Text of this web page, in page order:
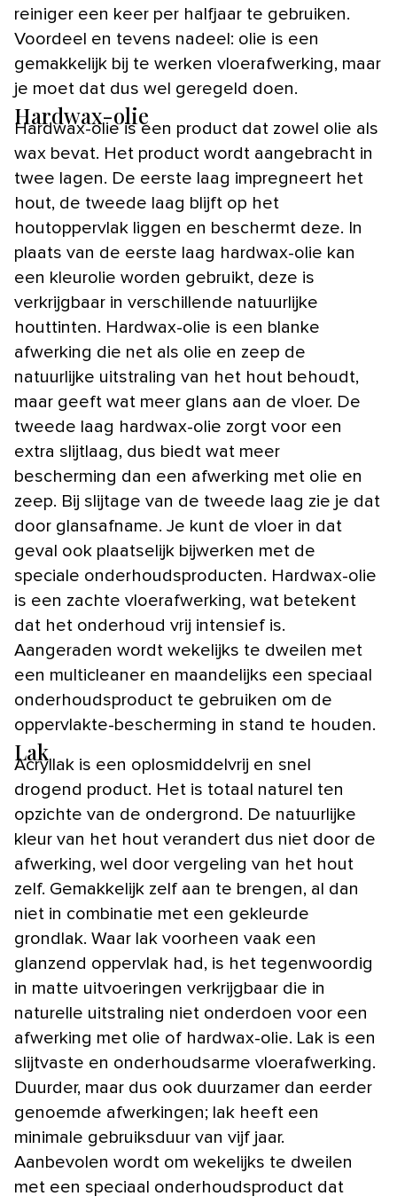
reiniger een keer per halfjaar te gebruiken.
Voordeel en tevens nadeel: olie is een
gemakkelijk bij te werken vloerafwerking, maar
je moet dat dus wel geregeld doen.
Hardwax-olie
Hardwax-olie is een product dat zowel olie als
wax bevat. Het product wordt aangebracht in
twee lagen. De eerste laag impregneert het
hout, de tweede laag blijft op het
houtoppervlak liggen en beschermt deze. In
plaats van de eerste laag hardwax-olie kan
een kleurolie worden gebruikt, deze is
verkrijgbaar in verschillende natuurlijke
houttinten. Hardwax-olie is een blanke
afwerking die net als olie en zeep de
natuurlijke uitstraling van het hout behoudt,
maar geeft wat meer glans aan de vloer. De
tweede laag hardwax-olie zorgt voor een
extra slijtlaag, dus biedt wat meer
bescherming dan een afwerking met olie en
zeep. Bij slijtage van de tweede laag zie je dat
door glansafname. Je kunt de vloer in dat
geval ook plaatselijk bijwerken met de
speciale onderhoudsproducten. Hardwax-olie
is een zachte vloerafwerking, wat betekent
dat het onderhoud vrij intensief is.
Aangeraden wordt wekelijks te dweilen met
een multicleaner en maandelijks een speciaal
onderhoudsproduct te gebruiken om de
oppervlakte-bescherming in stand te houden.
Lak
Acryllak is een oplosmiddelvrij en snel
drogend product. Het is totaal naturel ten
opzichte van de ondergrond. De natuurlijke
kleur van het hout verandert dus niet door de
afwerking, wel door vergeling van het hout
zelf. Gemakkelijk zelf aan te brengen, al dan
niet in combinatie met een gekleurde
grondlak. Waar lak voorheen vaak een
glanzend oppervlak had, is het tegenwoordig
in matte uitvoeringen verkrijgbaar die in
naturelle uitstraling niet onderdoen voor een
afwerking met olie of hardwax-olie. Lak is een
slijtvaste en onderhoudsarme vloerafwerking.
Duurder, maar dus ook duurzamer dan eerder
genoemde afwerkingen; lak heeft een
minimale gebruiksduur van vijf jaar.
Aanbevolen wordt om wekelijks te dweilen
met een speciaal onderhoudsproduct dat